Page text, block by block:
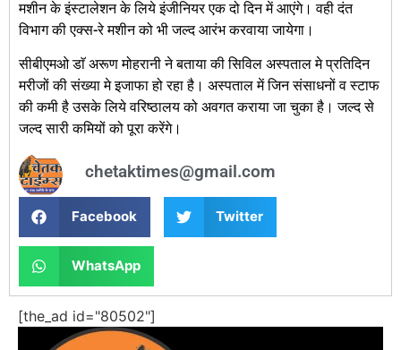
मशीन के इंस्टालेशन के लिये इंजीनियर एक दो दिन में आएंगे। वही दंत
विभाग की एक्स-रे मशीन को भी जल्द आरंभ करवाया जायेगा।
सीबीएमओ डाॅ अरूण मोहरानी ने बताया की सिविल अस्पताल मे प्रतिदिन
मरीजों की संख्या मे इजाफा हो रहा है। अस्पताल में जिन संसाधनों व स्टाफ
की कमी है उसके लिये वरिष्ठालय को अवगत कराया जा चुका है। जल्द से
जल्द सारी कमियों को पूरा करेंगे।
chetaktimes@gmail.com
Facebook Twitter
WhatsApp
[the_ad id="80502"]